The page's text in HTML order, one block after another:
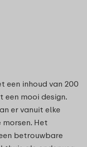
een inhoud van 200
mooi design.
er vanuit elke
morsen. Het
betrouwbare